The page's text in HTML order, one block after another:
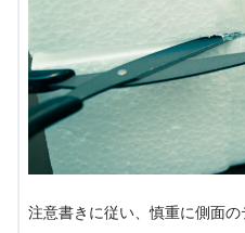
注意書きに従い、慎重に側面の